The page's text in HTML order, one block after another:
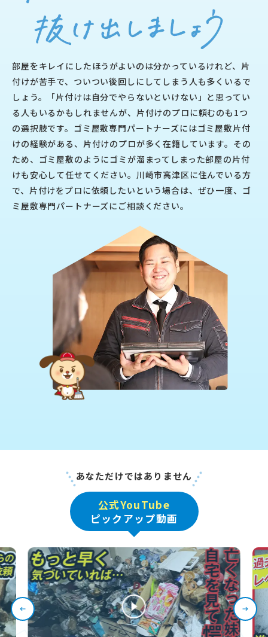
部屋をキレイにしたほうがよいのは分かっているけれど、片
付けが苦手で、ついつい後回しにしてしまう人も多くいるで
しょう。「片付けは自分でやらないといけない」と思ってい
る人もいるかもしれませんが、片付けのプロに頼むのも1つ
の選択肢です。ゴミ屋敷専門パートナーズにはゴミ屋敷片付
けの経験がある、片付けのプロが多く在籍しています。その
ため、ゴミ屋敷のようにゴミが溜まってしまった部屋の片付
けも安心して任せてください。川崎市高津区に住んでいる方
で、片付けをプロに依頼したいという場合は、ぜひ一度、ゴ
ミ屋敷専門パートナーズにご相談ください。
あなただけではありません
公式YouTube
ピックアップ動画